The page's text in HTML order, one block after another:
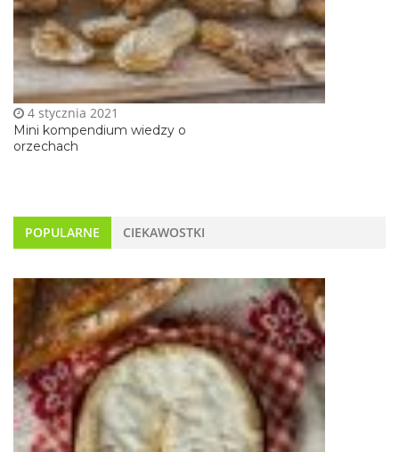
Mini kompendium wiedzy o
orzechach
4 stycznia 2021
POPULARNE CIEKAWOSTKI